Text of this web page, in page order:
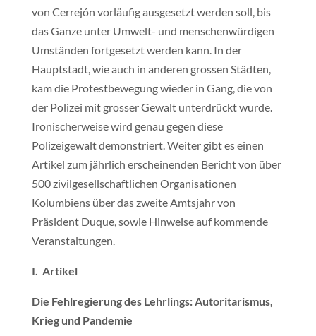
von Cerrejón vorläufig ausgesetzt werden soll, bis
das Ganze unter Umwelt- und menschenwürdigen
Umständen fortgesetzt werden kann. In der
Hauptstadt, wie auch in anderen grossen Städten,
kam die Protestbewegung wieder in Gang, die von
der Polizei mit grosser Gewalt unterdrückt wurde.
Ironischerweise wird genau gegen diese
Polizeigewalt demonstriert. Weiter gibt es einen
Artikel zum jährlich erscheinenden Bericht von über
500 zivilgesellschaftlichen Organisationen
Kolumbiens über das zweite Amtsjahr von
Präsident Duque, sowie Hinweise auf kommende
Veranstaltungen.
I. Artikel
Die Fehlregierung des Lehrlings: Autoritarismus,
Krieg und Pandemie